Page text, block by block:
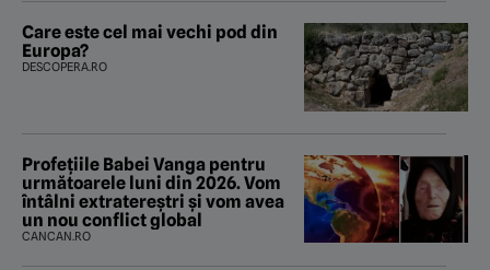
Care este cel mai vechi pod din
Europa?
DESCOPERA.RO
Profețiile Babei Vanga pentru
următoarele luni din 2026. Vom
întâlni extratereștri și vom avea
un nou conflict global
CANCAN.RO